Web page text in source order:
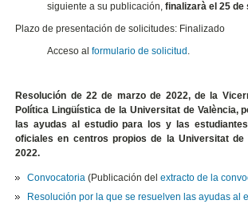
siguiente a su publicación,finalizarà el 25 de
Plazo de presentación de solicitudes: Finalizado
Acceso alformulario de solicitud .
Resolución de 22 de marzo de 2022, de la
Política Lingüística de la Universitat de València,
las ayudas al estudio para los y las
oficiales en centros propios de la Universitat de
2022.
Convocatoria (Publicación delextracto de la
Resolución por la que se resuelven las ayudas al